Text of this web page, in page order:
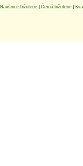
Naušnice bižuterie| Černá bižuterie|